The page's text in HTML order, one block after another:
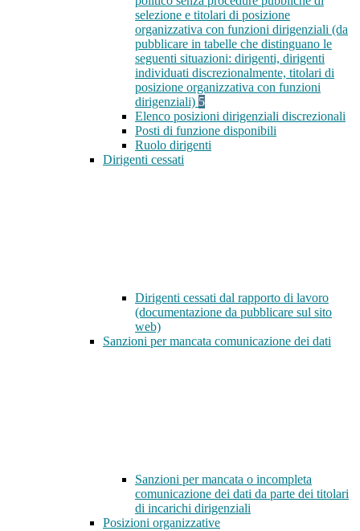
selezione e titolari di posizione
organizzativa con funzioni dirigenziali (da
pubblicare in tabelle che distinguano le
seguenti situazioni: dirigenti, dirigenti
individuati discrezionalmente, titolari di
posizione organizzativa con funzioni
dirigenziali) 5
Elenco posizioni dirigenziali discrezionali
Posti di funzione disponibili
Ruolo dirigenti
Dirigenti cessati
Dirigenti cessati dal rapporto di lavoro
(documentazione da pubblicare sul sito
web)
Sanzioni per mancata comunicazione dei dati
Sanzioni per mancata o incompleta
comunicazione dei dati da parte dei titolari
di incarichi dirigenziali
Posizioni organizzative